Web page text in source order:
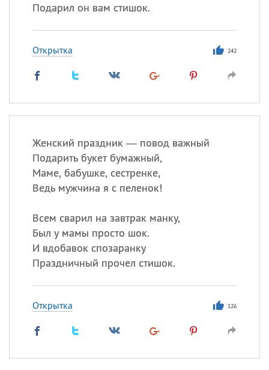
Подарил он вам стишок.
Открытка 242
Женский праздник — повод важный
Подарить букет бумажный,
Маме, бабушке, сестренке,
Ведь мужчина я с пеленок!
Всем сварил на завтрак манку,
Был у мамы просто шок.
И вдобавок спозаранку
Праздничный прочел стишок.
Открытка 126